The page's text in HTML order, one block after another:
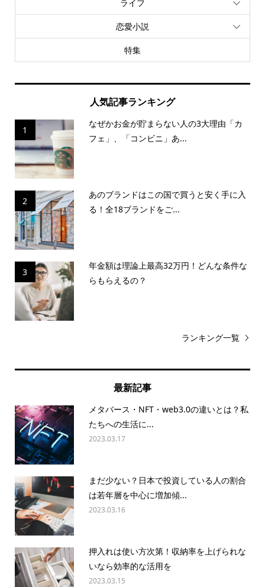
ライフ
恋愛小説
特集
人気記事ランキング
1
なぜかお金が貯まらない人の3大理由「カ
フェ」、「コンビニ」あ...
2
あのブランドはこの国で買うと安く手に入
る！全18ブランドをご...
3
年金額は理論上最高32万円！どんな条件な
らもらえるの？
ランキング一覧
最新記事
メタバース・NFT・web3.0の違いとは？私
たちへの生活に...
2023.03.17
まだ少ない？日本で投資している人の割合
は若年層を中心に増加傾...
2023.03.16
押入れは使い方次第！収納率を上げられな
いなら効率的な活用を
2023.03.15